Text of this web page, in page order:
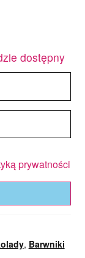
dostępny
prywatności
, Barwniki